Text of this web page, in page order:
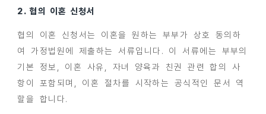
2. 협의 이혼 신청서
협의 이혼 신청서는 이혼을 원하는 부부가 상호 동의하
여 가정법원에 제출하는 서류입니다. 이 서류에는 부부의
기본 정보, 이혼 사유, 자녀 양육과 친권 관련 합의 사
항이 포함되며, 이혼 절차를 시작하는 공식적인 문서 역
할을 합니다.